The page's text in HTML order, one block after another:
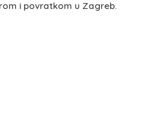
i povratkom u Zagreb.